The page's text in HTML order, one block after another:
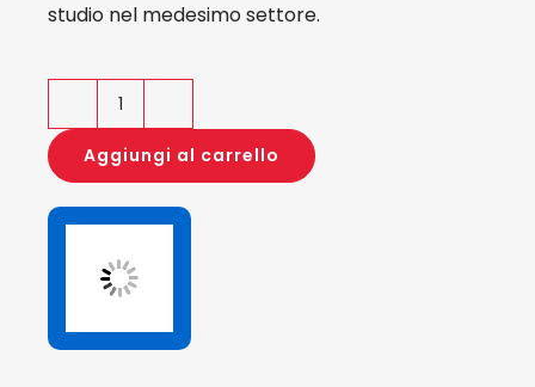
studio nel medesimo settore.
Scoprendo
la
Moda
quantità
Aggiungi al carrello